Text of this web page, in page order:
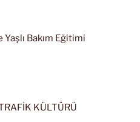
Bakım Eğitimi
KÜLTÜRÜ